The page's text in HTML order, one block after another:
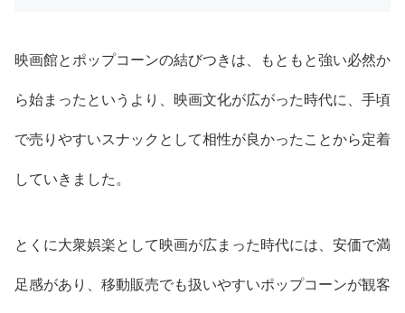
映画館とポップコーンの結びつきは、もともと強い必然か
ら始まったというより、映画文化が広がった時代に、手頃
で売りやすいスナックとして相性が良かったことから定着
していきました。
とくに大衆娯楽として映画が広まった時代には、安価で満
足感があり、移動販売でも扱いやすいポップコーンが観客